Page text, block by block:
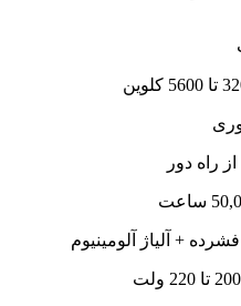
راه دور
+ آلیاژ آلومینیوم